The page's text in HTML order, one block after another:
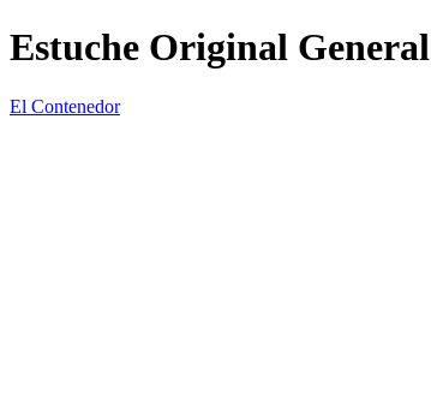
Estuche Original General
El Contenedor